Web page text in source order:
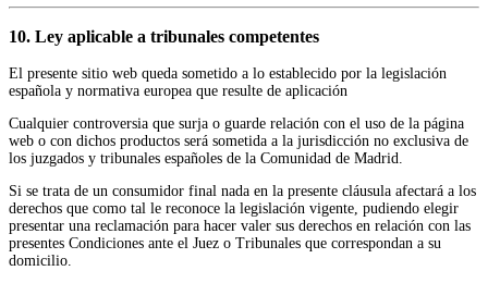
10. Ley aplicable a tribunales competentes
El presente sitio web queda sometido a lo establecido por la legislación
española y normativa europea que resulte de aplicación
Cualquier controversia que surja o guarde relación con el uso de la página
web o con dichos productos será sometida a la jurisdicción no exclusiva de
los juzgados y tribunales españoles de la Comunidad de Madrid.
Si se trata de un consumidor final nada en la presente cláusula afectará a los
derechos que como tal le reconoce la legislación vigente, pudiendo elegir
presentar una reclamación para hacer valer sus derechos en relación con las
presentes Condiciones ante el Juez o Tribunales que correspondan a su
domicilio.